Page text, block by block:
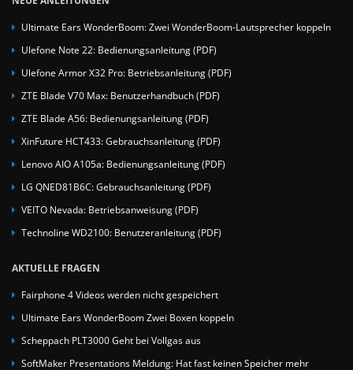
Ultimate Ears WonderBoom: Zwei WonderBoom-Lautsprecher koppeln
Ulefone Note 22: Bedienungsanleitung (PDF)
Ulefone Armor X32 Pro: Betriebsanleitung (PDF)
ZTE Blade V70 Max: Benutzerhandbuch (PDF)
ZTE Blade A56: Bedienungsanleitung (PDF)
XinFuture HCT433: Gebrauchsanleitung (PDF)
Lenovo AIO A105a: Bedienungsanleitung (PDF)
LG QNED81B6C: Gebrauchsanleitung (PDF)
VEITO Nevada: Betriebsanweisung (PDF)
Technoline WD2100: Benutzeranleitung (PDF)
AKTUELLE FRAGEN
Fairphone 4 Videos werden nicht gespeichert
Ultimate Ears WonderBoom Zwei Boxen koppeln
Scheppach PLT3000 Geht bei Vollgas aus
SoftMaker Presentations Meldung: Hat fast keinen Speicher mehr